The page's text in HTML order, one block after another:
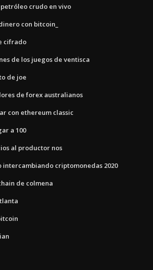
crudo en vivo
con bitcoin_
cifrado
de los juegos de ventisca
de joe
de forex australianos
con ethereum classic
a 100
al productor nos
intercambiando criptomonedas 2020
de colmena